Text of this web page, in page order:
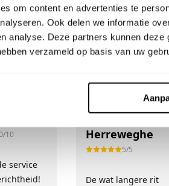
om content en advertenties te
Ook delen we informatie
analyse. Deze partners kunnen
verzameld op basis van uw
met een 9/10
10
service
Herreweghe
5/5
De wat langere rit